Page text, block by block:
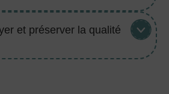
et préserver la qualité